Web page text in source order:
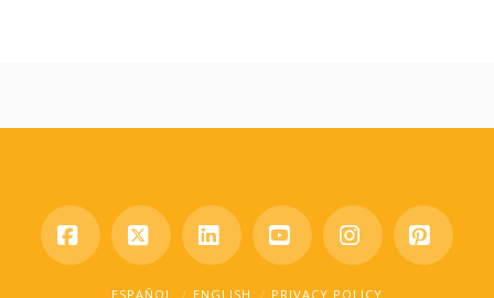
ESPAÑOL ENGLISH PRIVACY POLICY